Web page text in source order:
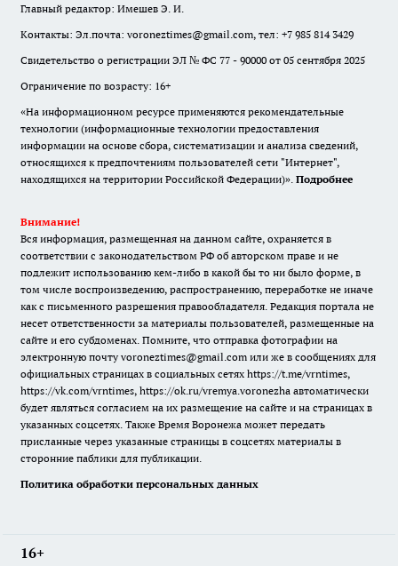
Главный редактор: Имешев Э. И.
Контакты: Эл.почта: voroneztimes@gmail.com, тел: +7 985 814 3429
Свидетельство о регистрации ЭЛ № ФС 77 - 90000 от 05 сентября 2025
Ограничение по возрасту: 16+
«На информационном ресурсе применяются рекомендательные
технологии (информационные технологии предоставления
информации на основе сбора, систематизации и анализа сведений,
относящихся к предпочтениям пользователей сети "Интернет",
находящихся на территории Российской Федерации)». Подробнее
Внимание!
Вся информация, размещенная на данном сайте, охраняется в
соответствии с законодательством РФ об авторском праве и не
подлежит использованию кем-либо в какой бы то ни было форме, в
том числе воспроизведению, распространению, переработке не иначе
как с письменного разрешения правообладателя. Редакция портала не
несет ответственности за материалы пользователей, размещенные на
сайте и его субдоменах. Помните, что отправка фотографии на
электронную почту voroneztimes@gmail.com или же в сообщениях для
официальных страницах в социальных сетях https://t.me/vrntimes,
https://vk.com/vrntimes, https://ok.ru/vremya.voronezha автоматически
будет являться согласием на их размещение на сайте и на страницах в
указанных соцсетях. Также Время Воронежа может передать
присланные через указанные страницы в соцсетях материалы в
сторонние паблики для публикации.
Политика обработки персональных данных
16+